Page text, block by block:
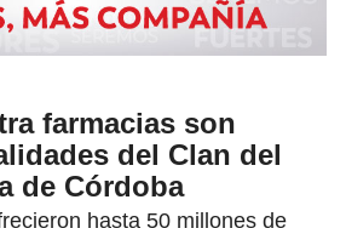
farmacias son
del Clan del
de Córdoba
hasta 50 millones de